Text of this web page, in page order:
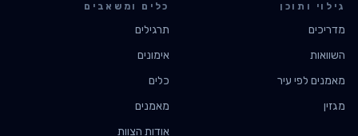
גילוי ותוכן
מדריכים
השוואות
מאמנים לפי עיר
מגזין
כלים ומשאבים
תרגילים
אימונים
כלים
מאמנים
אודות הצוות